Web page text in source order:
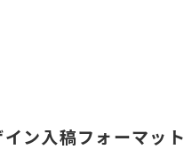
イン入稿フォーマット